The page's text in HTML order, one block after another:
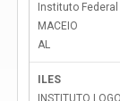
Instituto
MACEIO
AL
ILES